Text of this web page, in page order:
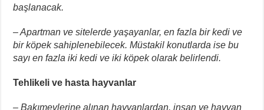
başlanacak.
– Apartman ve sitelerde yaşayanlar, en fazla bir kedi ve
bir köpek sahiplenebilecek. Müstakil konutlarda ise bu
sayı en fazla iki kedi ve iki köpek olarak belirlendi.
Tehlikeli ve hasta hayvanlar
– Bakımevlerine alınan hayvanlardan, insan ve hayvan